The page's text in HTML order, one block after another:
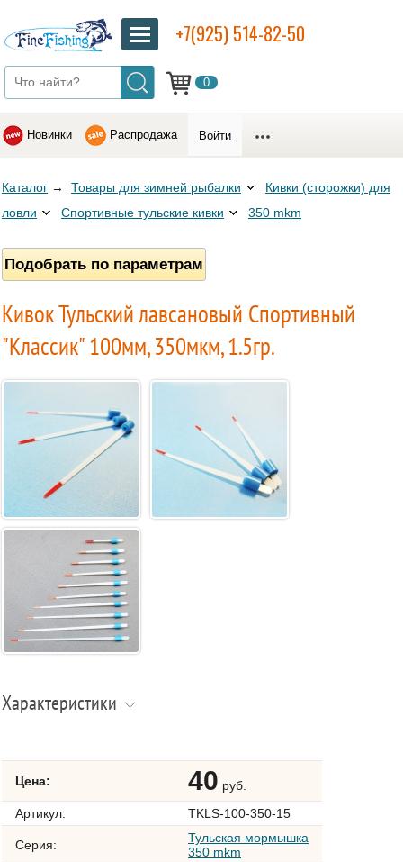
0
+7(925) 514-82-50
Новинки Распродажа Войти
Каталог → Товары для зимней рыбалки
Кивки (сторожки) для
ловли
Спортивные тульские кивки 350 mkm
Подобрать по параметрам
Кивок Тульский лавсановый Спортивный
"Классик" 100мм, 350мкм, 1.5гр.
Характеристики
Цена: 40 руб.
Артикул:
TKLS-100-350-15
Серия:
Тульская мормышка
350 mkm